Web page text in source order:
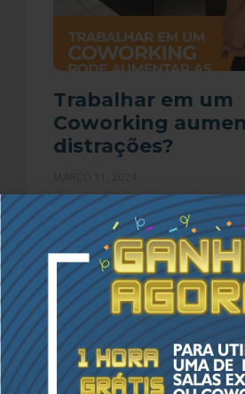
Trabalhar em um
Coworking
distrações?
Você ainda acha que trabalhar
não é vantajoso e proporciona
pelo contrário, você já imaginou
ser a
LER MAIS »